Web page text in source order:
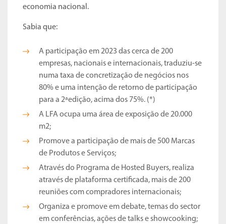
economia nacional.
Sabia que:
A participação em 2023 das cerca de 200
empresas, nacionais e internacionais, traduziu-se
numa taxa de concretização de negócios nos
80% e uma intenção de retorno de participação
para a 2ªedição, acima dos 75%. (*)
A LFA ocupa uma área de exposição de 20.000
m2;
Promove a participação de mais de 500 Marcas
de Produtos e Serviços;
Através do Programa de Hosted Buyers, realiza
através de plataforma certificada, mais de 200
reuniões com compradores internacionais;
Organiza e promove em debate, temas do sector
em conferências, ações de talks e showcooking;